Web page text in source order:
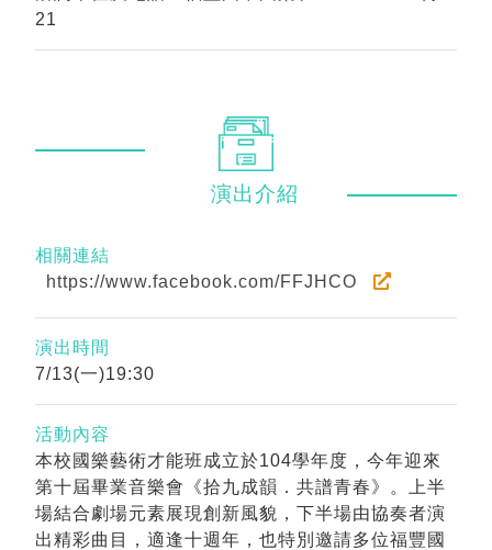
21
演出介紹
相關連結
https://www.facebook.com/FFJHCO
演出時間
7/13(一)19:30
活動內容
本校國樂藝術才能班成立於104學年度，今年迎來
第十屆畢業音樂會《拾九成韻．共譜青春》。上半
場結合劇場元素展現創新風貌，下半場由協奏者演
出精彩曲目，適逢十週年，也特別邀請多位福豐國